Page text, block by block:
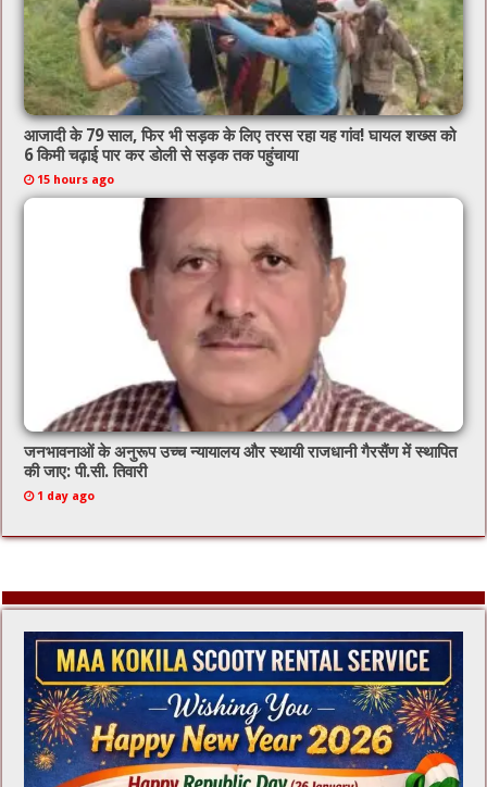
आजादी के 79 साल, फिर भी सड़क के लिए तरस रहा यह गांव! घायल शख्स को
6 किमी चढ़ाई पार कर डोली से सड़क तक पहुंचाया
15 hours ago
जनभावनाओं के अनुरूप उच्च न्यायालय और स्थायी राजधानी गैरसैंण में स्थापित
की जाए: पी.सी. तिवारी
1 day ago